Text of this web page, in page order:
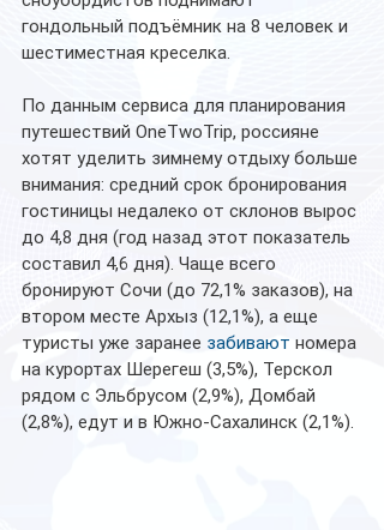
гондольный подъёмник на 8 человек и
шестиместная креселка.
По данным сервиса для планирования
путешествий OneTwoTrip, россияне
хотят уделить зимнему отдыху больше
внимания: средний срок бронирования
гостиницы недалеко от склонов вырос
до 4,8 дня (год назад этот показатель
составил 4,6 дня). Чаще всего
бронируют Сочи (до 72,1% заказов), на
втором месте Архыз (12,1%), а еще
туристы уже заранее забивают номера
на курортах Шерегеш (3,5%), Терскол
рядом с Эльбрусом (2,9%), Домбай
(2,8%), едут и в Южно-Сахалинск (2,1%).